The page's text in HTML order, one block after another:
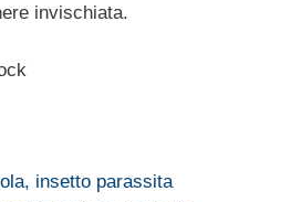
invischiata.
insetto parassita